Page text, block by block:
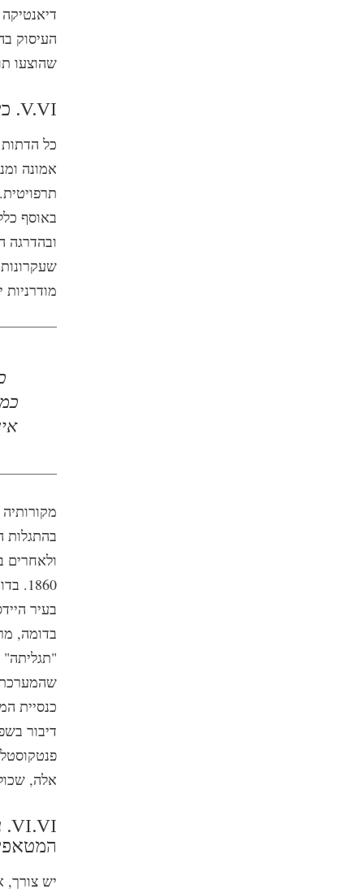
העיסוק
שהוצעו
V.VI. כיצד מתפתחות דתות
כל
אמונה
באוסף
ובהדרגה
בהתגלות
בעיר
בדומה,
שהמערכת
אלה,
VI.VI. עקרונות היסוד של סיינטולוגיה – התפתחות
יש צורך,